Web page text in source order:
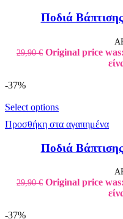
Ποδιά
29,90€ Original price
-37%
Select options
Προσθήκη στα αγαπημένα
Ποδιά
29,90€ Original price
-37%